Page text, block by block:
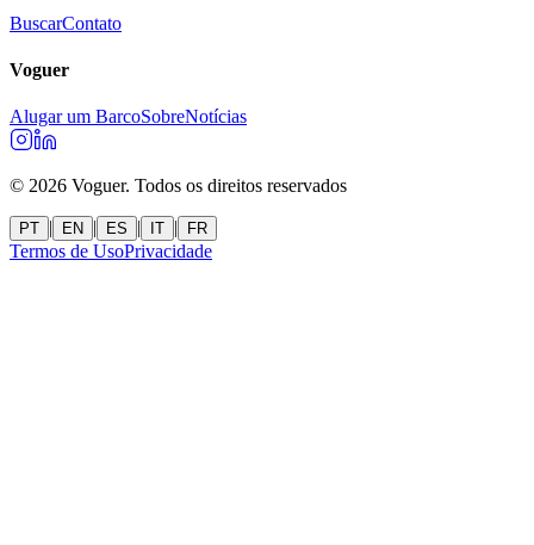
BuscarContato
Voguer
Alugar um BarcoSobreNotícias
© 2026 Voguer. Todos os direitos reservados
PT | EN | ES | IT | FR
Termos de UsoPrivacidade